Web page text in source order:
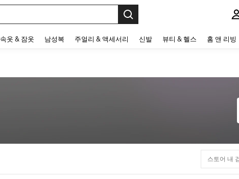
속옷 & 잠옷 남성복 주얼리 & 액세서리 신발 뷰티 & 헬스 홈 앤 리빙